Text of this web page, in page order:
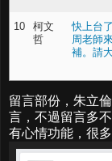
10
柯文
哲
快上台
周老師
補。請
留言部份，朱立
言，不過留言多
有心情功能，很